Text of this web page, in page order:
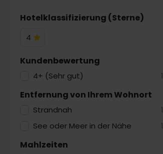
Hotelklassifizierung (Sterne)
4
4
Kundenbewertung
4+ (Sehr gut) 1
Entfernung von Ihrem Wohnort
Strandnah 1
See oder Meer in der Nähe 1
Mahlzeiten